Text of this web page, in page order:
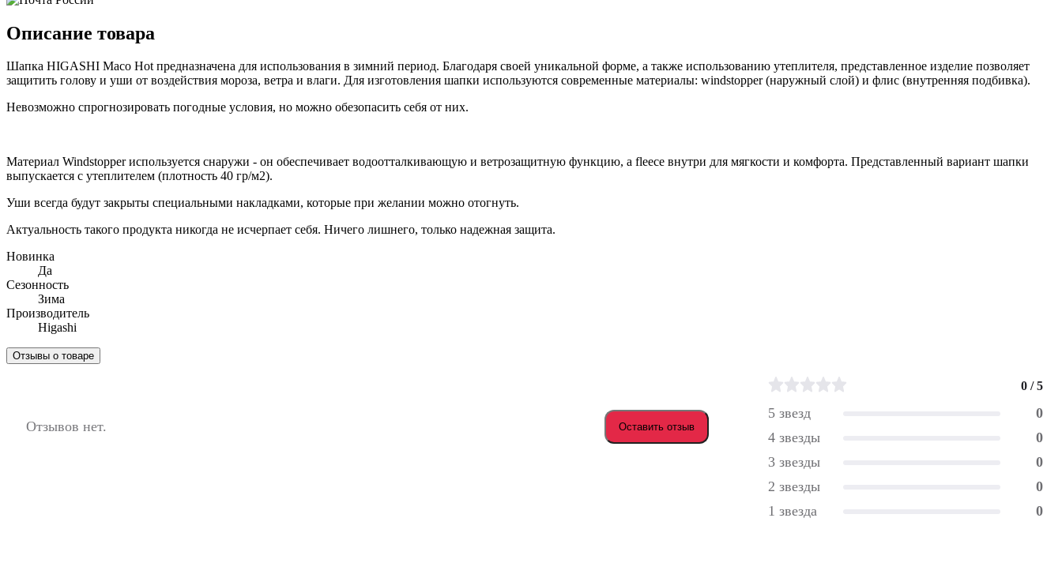
Описание товара
Шапка HIGASHI Maco Hot предназначена для использования в зимний период. Благодаря своей уникальной форме, а также использованию утеплителя, представленное изделие позволяет
защитить голову и уши от воздействия мороза, ветра и влаги. Для изготовления шапки используются современные материалы: windstopper (наружный слой) и флис (внутренняя подбивка).
Невозможно спрогнозировать погодные условия, но можно обезопасить себя от них.
Материал Windstopper используется снаружи - он обеспечивает водоотталкивающую и ветрозащитную функцию, а fleece внутри для мягкости и комфорта. Представленный вариант шапки
выпускается с утеплителем (плотность 40 гр/м2).
Уши всегда будут закрыты специальными накладками, которые при желании можно отогнуть.
Актуальность такого продукта никогда не исчерпает себя. Ничего лишнего, только надежная защита.
Новинка
Да
Сезонность
Зима
Производитель
Higashi
Отзывы о товаре
Отзывов нет. Оставить отзыв
0 / 5
5 звезд
0
4 звезды
0
3 звезды
0
2 звезды
0
1 звезда
0